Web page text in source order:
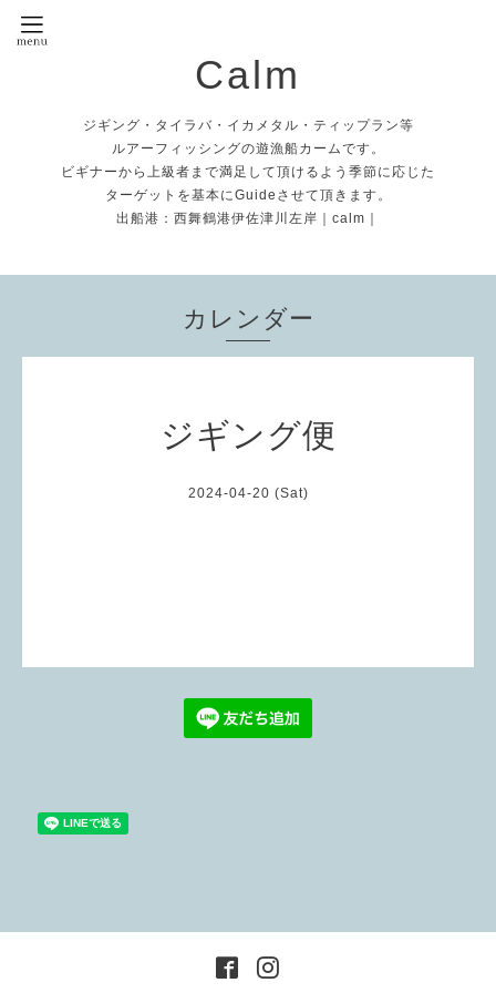
Calm
ジギング・タイラバ・イカメタル・ティップラン等
ルアーフィッシングの遊漁船カームです。
ビギナーから上級者まで満足して頂けるよう季節に応じた
ターゲットを基本にGuideさせて頂きます。
出船港：西舞鶴港伊佐津川左岸｜calm｜
カレンダー
ジギング便
2024-04-20 (Sat)